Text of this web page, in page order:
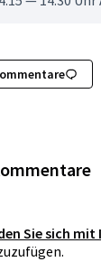
Sie sich